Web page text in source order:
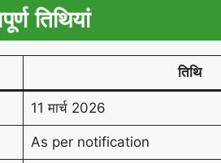
तिथियां
तिथि
11 मार्च 2026
As per notification